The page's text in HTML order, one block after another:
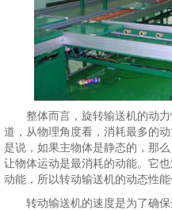
整体而言，旋转输送机的动力
道，从物理角度看，消耗最多的
是说，如果主物体是静态的，那
让物体运动是最消耗的动能。它
动能，所以转动输送机的动态性能
转动输送机的速度是为了确保